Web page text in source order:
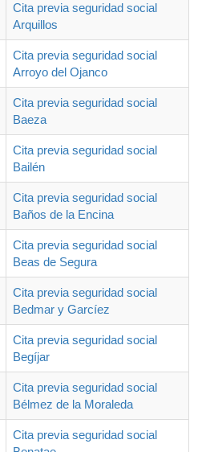
Cita previa seguridad social
Arquillos
Cita previa seguridad social
Arroyo del Ojanco
Cita previa seguridad social
Baeza
Cita previa seguridad social
Bailén
Cita previa seguridad social
Baños de la Encina
Cita previa seguridad social
Beas de Segura
Cita previa seguridad social
Bedmar y Garcíez
Cita previa seguridad social
Begíjar
Cita previa seguridad social
Bélmez de la Moraleda
Cita previa seguridad social